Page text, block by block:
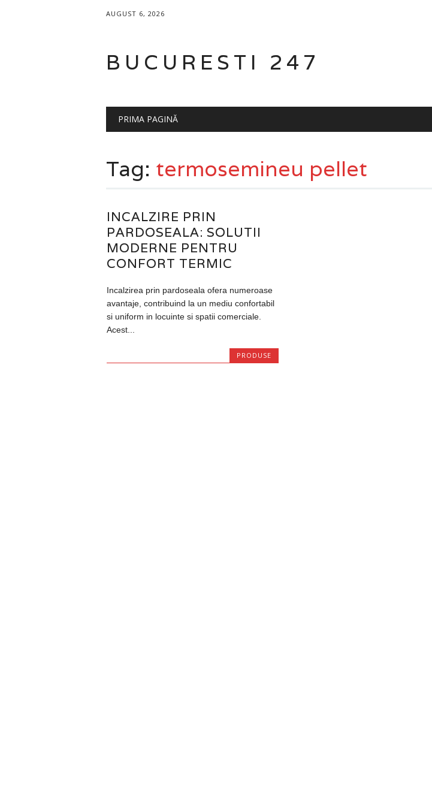
AUGUST 6, 2026
BUCURESTI 247
Main menu
PRIMA PAGINĂ
Tag: termosemineu pellet
INCALZIRE PRIN
PARDOSEALA: SOLUTII
MODERNE PENTRU
CONFORT TERMIC
Incalzirea prin pardoseala ofera numeroase
avantaje, contribuind la un mediu confortabil
si uniform in locuinte si spatii comerciale.
Acest...
PRODUSE